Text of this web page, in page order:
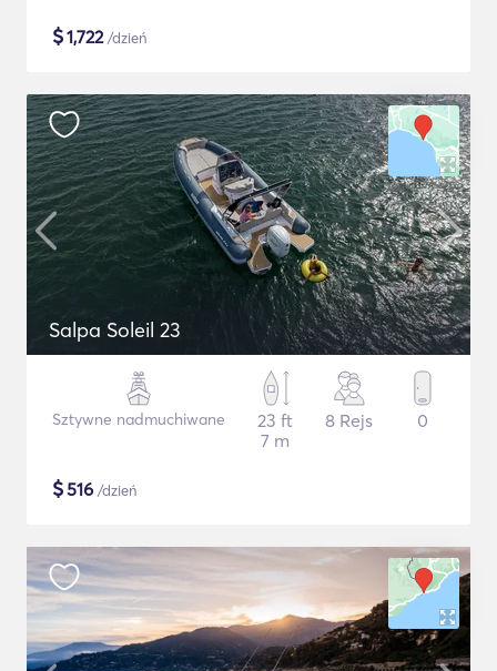
$1,722/dzień
Salpa Soleil 23
Sztywne nadmuchiwane
23 ft
7 m
8 Rejs 0
$516 /dzień